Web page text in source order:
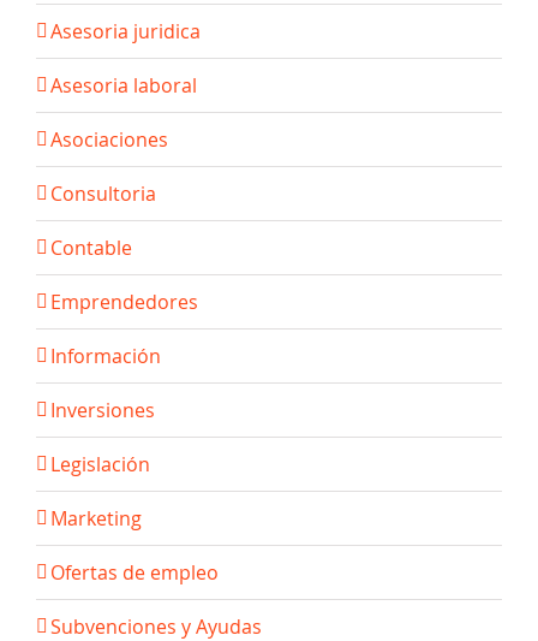
Asesoria juridica
Asesoria laboral
Asociaciones
Consultoria
Contable
Emprendedores
Información
Inversiones
Legislación
Marketing
Ofertas de empleo
Subvenciones y Ayudas